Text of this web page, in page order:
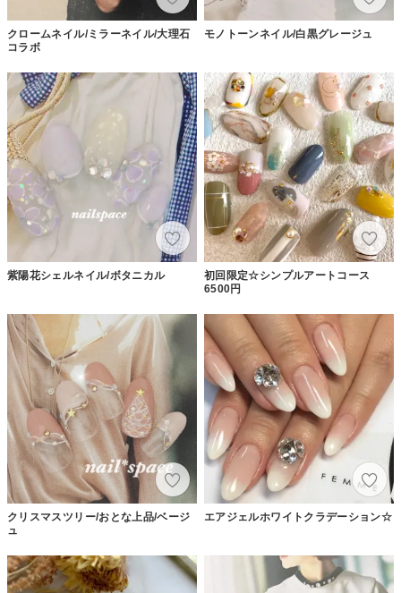
クロームネイル/ミラーネイル/大理石
コラボ
モノトーンネイル/白黒グレージュ
紫陽花シェルネイル/ボタニカル
初回限定☆シンプルアートコース
6500円
クリスマスツリー/おとな上品/ベージ
ュ
エアジェルホワイトクラデーション☆